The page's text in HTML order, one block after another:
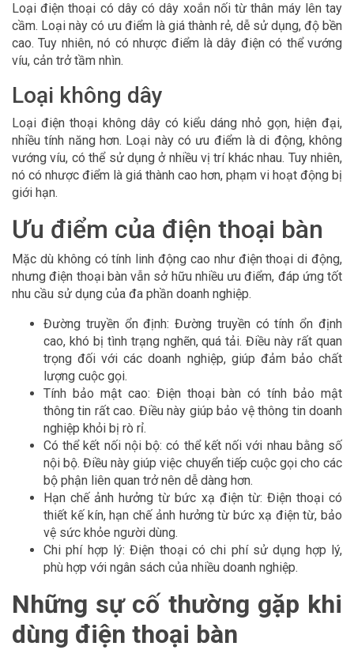
Loại điện thoại có dây có dây xoắn nối từ thân máy lên tay
cầm. Loại này có ưu điểm là giá thành rẻ, dễ sử dụng, độ bền
cao. Tuy nhiên, nó có nhược điểm là dây điện có thể vướng
víu, cản trở tầm nhìn.
Loại không dây
Loại điện thoại không dây có kiểu dáng nhỏ gọn, hiện đại,
nhiều tính năng hơn. Loại này có ưu điểm là di động, không
vướng víu, có thể sử dụng ở nhiều vị trí khác nhau. Tuy nhiên,
nó có nhược điểm là giá thành cao hơn, phạm vi hoạt động bị
giới hạn.
Ưu điểm của điện thoại bàn
Mặc dù không có tính linh động cao như điện thoại di động,
nhưng điện thoại bàn vẫn sở hữu nhiều ưu điểm, đáp ứng tốt
nhu cầu sử dụng của đa phần doanh nghiệp.
Đường truyền ổn định: Đường truyền có tính ổn định
cao, khó bị tình trạng nghẽn, quá tải. Điều này rất quan
trọng đối với các doanh nghiệp, giúp đảm bảo chất
lượng cuộc gọi.
Tính bảo mật cao: Điện thoại bàn có tính bảo mật
thông tin rất cao. Điều này giúp bảo vệ thông tin doanh
nghiệp khỏi bị rò rỉ.
Có thể kết nối nội bộ: có thể kết nối với nhau bằng số
nội bộ. Điều này giúp việc chuyển tiếp cuộc gọi cho các
bộ phận liên quan trở nên dễ dàng hơn.
Hạn chế ảnh hưởng từ bức xạ điện từ: Điện thoại có
thiết kế kín, hạn chế ảnh hưởng từ bức xạ điện từ, bảo
vệ sức khỏe người dùng.
Chi phí hợp lý: Điện thoại có chi phí sử dụng hợp lý,
phù hợp với ngân sách của nhiều doanh nghiệp.
Những sự cố thường gặp khi
dùng điện thoại bàn